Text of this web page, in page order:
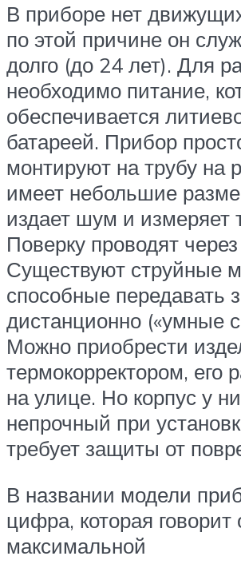
В приборе нет
по этой причине он
долго (до 24 лет). Для
необходимо питание,
обеспечивается
батареей. Прибор
монтируют на трубу на
имеет небольшие
издает шум и измеряет
Поверку проводят
Существуют струйные
способные передавать
дистанционно («умные
Можно приобрести
термокорректором, его
на улице. Но корпус у
непрочный при
требует защиты от
В названии модели
цифра, которая говорит
максимальной